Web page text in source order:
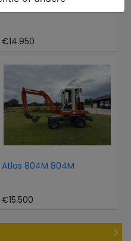
€14.950
Atlas 804M 804M
€15.500